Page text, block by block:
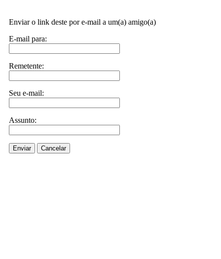
Enviar o link deste por e-mail a um(a) amigo(a)
E-mail para:
Remetente:
Seu e-mail:
Assunto:
Enviar Cancelar